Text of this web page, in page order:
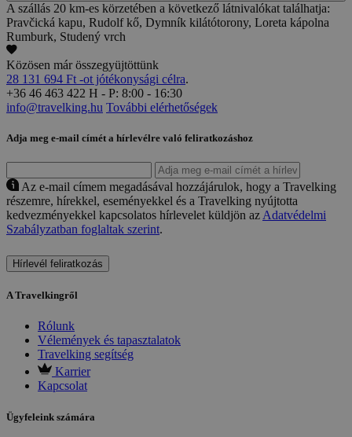
A szállás 20 km-es körzetében a következő látnivalókat találhatja:
Pravčická kapu, Rudolf kő, Dymník kilátótorony, Loreta kápolna
Rumburk, Studený vrch
Közösen már összegyüjtöttünk
28 131 694 Ft -ot jótékonysági célra.
+36 46 463 422 H - P: 8:00 - 16:30
info@travelking.hu További elérhetőségek
Adja meg e-mail címét a hírlevélre való feliratkozáshoz
Az e-mail címem megadásával hozzájárulok, hogy a Travelking
részemre, hírekkel, eseményekkel és a Travelking nyújtotta
kedvezményekkel kapcsolatos hírlevelet küldjön az Adatvédelmi
Szabályzatban foglaltak szerint.
Hírlevél feliratkozás
A Travelkingről
Rólunk
Vélemények és tapasztalatok
Travelking segítség
Karrier
Kapcsolat
Ügyfeleink számára